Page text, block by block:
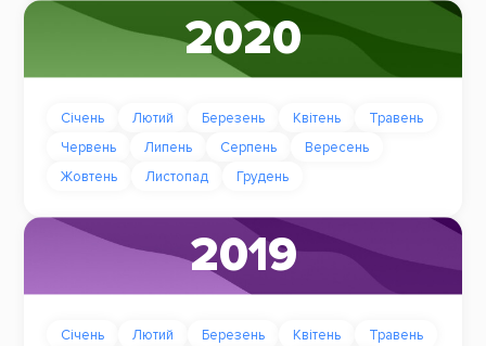
2020
Січень Лютий Березень Квітень
Травень
Червень
Липень Серпень
Вересень
Жовтень
Листопад Грудень
2019
Січень Лютий Березень Квітень
Травень